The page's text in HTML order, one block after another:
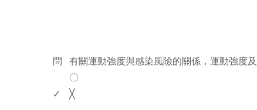
問
有關運動強度與感染風險的關係，運動強度
〇
✓
╳